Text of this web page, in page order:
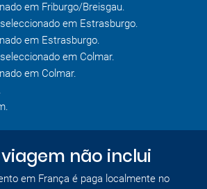
em Friburgo/Breisgau.
em Estrasburgo.
em Estrasburgo.
em Colmar.
em Colmar.
não inclui
em França é paga localmente no